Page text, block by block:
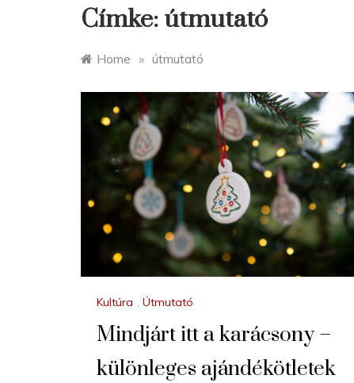
Címke: útmutató
Home » útmutató
Kultúra , Útmutató
Mindjárt itt a karácsony –
különleges ajándékötletek